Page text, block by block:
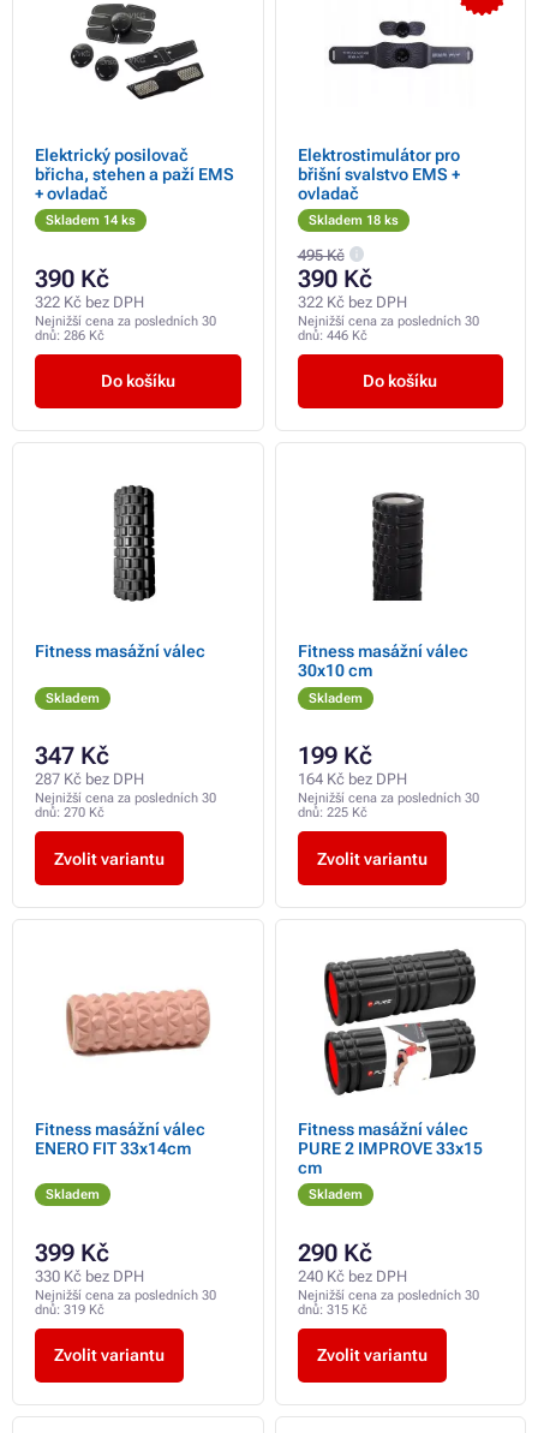
Elektrický posilovač
břicha, stehen a paží EMS
+ ovladač
Skladem 14 ks
390 Kč
322 Kč bez DPH
Nejnižší cena za posledních 30
dnů: 286 Kč
Do košíku
Elektrostimulátor pro
břišní svalstvo EMS +
ovladač
Skladem 18 ks
495 Kč
390 Kč
322 Kč bez DPH
Nejnižší cena za posledních 30
dnů: 446 Kč
Do košíku
Fitness masážní válec
Skladem
347 Kč
287 Kč bez DPH
Nejnižší cena za posledních 30
dnů: 270 Kč
Zvolit variantu
Fitness masážní válec
30x10 cm
Skladem
199 Kč
164 Kč bez DPH
Nejnižší cena za posledních 30
dnů: 225 Kč
Zvolit variantu
Fitness masážní válec
ENERO FIT 33x14cm
Skladem
399 Kč
330 Kč bez DPH
Nejnižší cena za posledních 30
dnů: 319 Kč
Zvolit variantu
Fitness masážní válec
PURE 2 IMPROVE 33x15
cm
Skladem
290 Kč
240 Kč bez DPH
Nejnižší cena za posledních 30
dnů: 315 Kč
Zvolit variantu